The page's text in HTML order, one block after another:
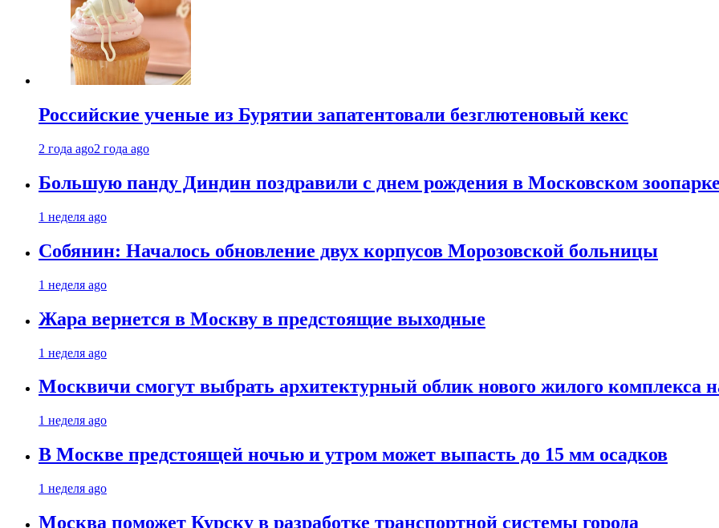
Российские ученые из Бурятии запатентовали безглютеновый кекс
2 года ago2 года ago
Большую панду Диндин поздравили с днем рождения в Московском зоопарке
1 неделя ago
Собянин: Началось обновление двух корпусов Морозовской больницы
1 неделя ago
Жара вернется в Москву в предстоящие выходные
1 неделя ago
Москвичи смогут выбрать архитектурный облик нового жилого комплекса
1 неделя ago
В Москве предстоящей ночью и утром может выпасть до 15 мм осадков
1 неделя ago
Москва поможет Курску в разработке транспортной системы города